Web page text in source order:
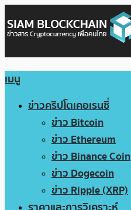
เมนู
ข่าวคริปโตเคอเรนซี่
ข่าว Bitcoin
ข่าว Ethereum
ข่าว Binance Coin
ข่าว Dogecoin
ข่าว Ripple (XRP)